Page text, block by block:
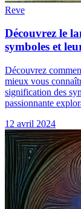
Reve
Découvrez le
symboles et
Découvrez
mieux vous
signification des
passionnante
12 avril 2024